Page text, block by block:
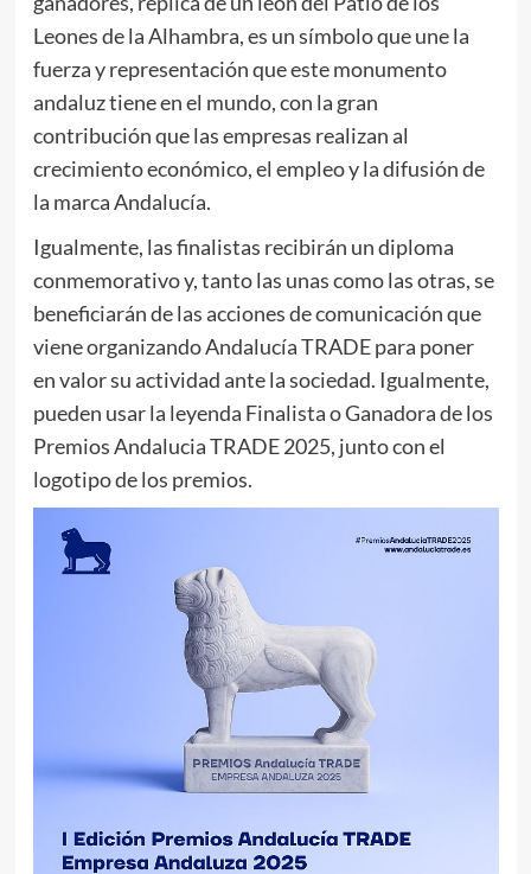
Leones de la Alhambra, es un símbolo que une la
fuerza y representación que este monumento
andaluz tiene en el mundo, con la gran
contribución que las empresas realizan al
crecimiento económico, el empleo y la difusión de
la marca Andalucía.
Igualmente, las finalistas recibirán un diploma
conmemorativo y, tanto las unas como las otras, se
beneficiarán de las acciones de comunicación que
viene organizando Andalucía TRADE para poner
en valor su actividad ante la sociedad. Igualmente,
pueden usar la leyenda Finalista o Ganadora de los
Premios Andalucia TRADE 2025, junto con el
logotipo de los premios.